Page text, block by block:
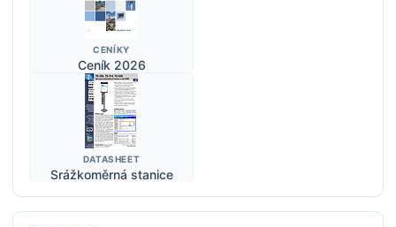
CENÍKY
Ceník 2026
DATASHEET
Srážkoměrná stanice